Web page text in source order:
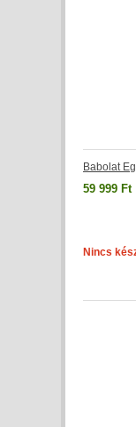
Babolat
59 999 Ft
Nincs